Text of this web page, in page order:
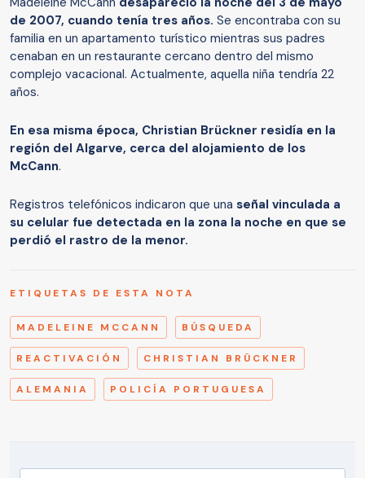
de 2007, cuando tenía tres años. Se encontraba con su
familia en un apartamento turístico mientras sus padres
cenaban en un restaurante cercano dentro del mismo
complejo vacacional. Actualmente, aquella niña tendría 22
años.
En esa misma época, Christian Brückner residía en la
región del Algarve, cerca del alojamiento de los
McCann.
Registros telefónicos indicaron que una señal vinculada a
su celular fue detectada en la zona la noche en que se
perdió el rastro de la menor.
ETIQUETAS DE ESTA NOTA
MADELEINE MCCANN BÚSQUEDA
REACTIVACIÓN CHRISTIAN BRÜCKNER
ALEMANIA POLICÍA PORTUGUESA